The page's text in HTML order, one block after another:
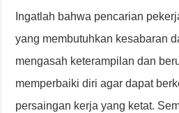
Ingatlah bahwa pencarian
yang membutuhkan kesabaran
mengasah keterampilan dan
memperbaiki diri agar dapat
persaingan kerja yang ketat.